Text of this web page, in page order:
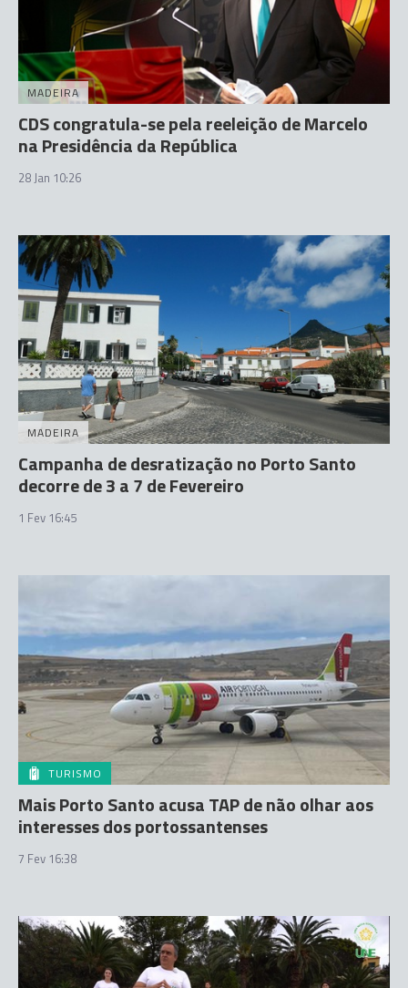
MADEIRA
CDS congratula-se pela reeleição de Marcelo
na Presidência da República
28 Jan 10:26
MADEIRA
Campanha de desratização no Porto Santo
decorre de 3 a 7 de Fevereiro
1 Fev 16:45
TURISMO
Mais Porto Santo acusa TAP de não olhar aos
interesses dos portossantenses
7 Fev 16:38